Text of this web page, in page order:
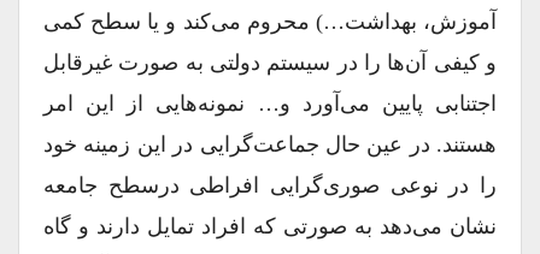
آموزش‌، بهداشت…) محروم می‌کند و یا سطح کمی
و کیفی آن‌ها را در سیستم دولتی به صورت غیر‌قابل
اجتنابی پایین می‌آورد و… نمونه‌هایی از این امر
هستند. در عین حال جماعت‌گرایی در این زمینه خود
را در نوعی صوری‌گرایی افراطی درسطح جامعه
نشان می‌دهد به صورتی که افراد تمایل دارند و گاه